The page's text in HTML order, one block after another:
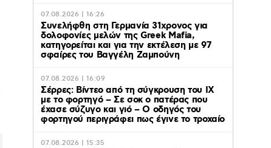
07.08.2026 | 16:26
Συνελήφθη στη Γερμανία 31χρονος για
δολοφονίες μελών της Greek Mafia,
κατηγορείται και για την εκτέλεση με 97
σφαίρες του Βαγγέλη Ζαμπούνη
07.08.2026 | 16:09
Σέρρες: Βίντεο από τη σύγκρουση του ΙΧ
με το φορτηγό – Σε σοκ ο πατέρας που
έχασε σύζυγο και γιό – Ο οδηγός του
φορτηγού περιγράφει πως έγινε το τροχαίο
07.08.2026 | 15:35